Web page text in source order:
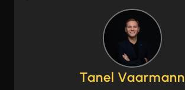
Tanel Vaarmann